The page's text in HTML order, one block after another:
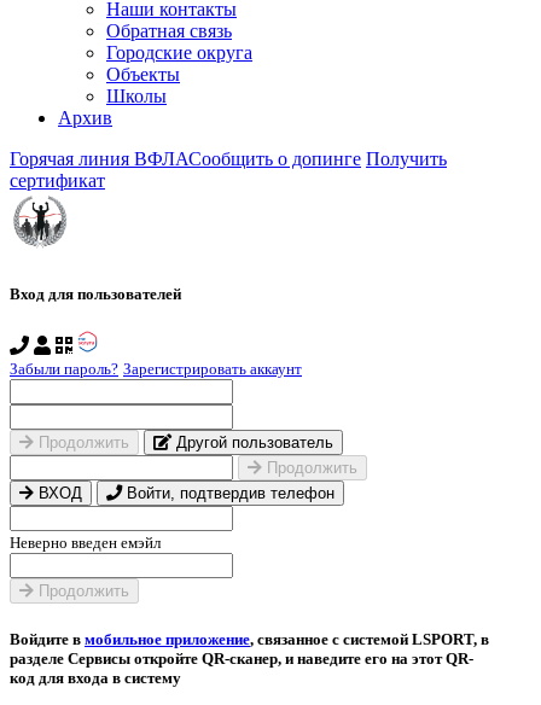
Наши контакты
Обратная связь
Городские округа
Объекты
Школы
Архив
Горячая линия ВФЛАСообщить о допинге Получить
сертификат
Вход для пользователей
Забыли пароль? Зарегистрировать аккаунт
Продолжить
Другой пользователь
Продолжить
ВХОД
Войти, подтвердив телефон
Неверно введен емэйл
Продолжить
Войдите в мобильное приложение, связанное с системой LSPORT, в
разделе Сервисы откройте QR-сканер, и наведите его на этот QR-
код для входа в систему